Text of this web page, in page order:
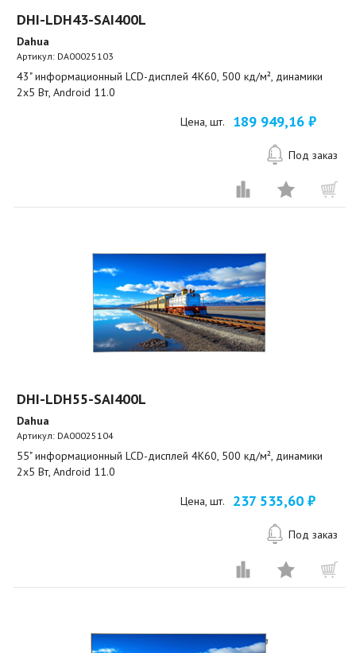
DHI-LDH43-SAI400L
Dahua
Артикул: DA00025103
43" информационный LCD-дисплей 4K60, 500 кд/м², динамики
2x5 Вт, Android 11.0
Цена, шт. 189 949,16 ₽
Под заказ
DHI-LDH55-SAI400L
Dahua
Артикул: DA00025104
55" информационный LCD-дисплей 4K60, 500 кд/м², динамики
2x5 Вт, Android 11.0
Цена, шт. 237 535,60 ₽
Под заказ